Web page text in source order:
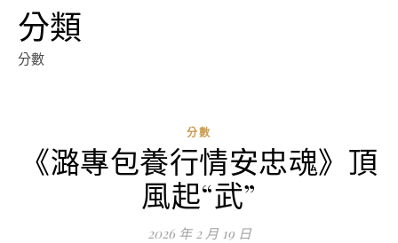
分類
分數
分數
《潞專包養行情安忠魂》頂
風起“武”
2026 年 2 月 19 日